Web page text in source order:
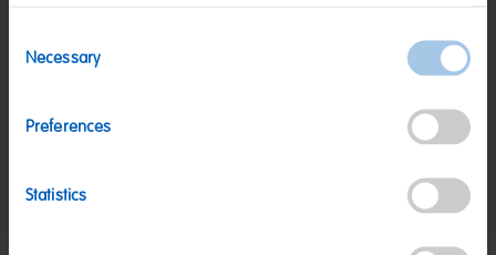
Selection
Necessary
Preferences
Statistics
Nettogewicht: